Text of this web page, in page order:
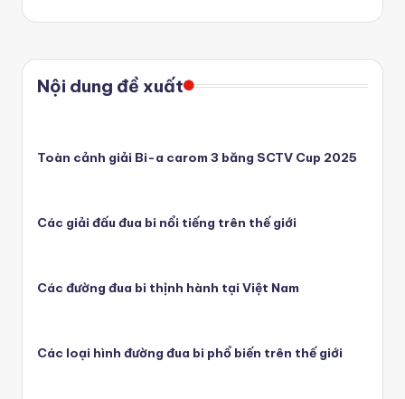
Nội dung đề xuất
Toàn cảnh giải Bi-a carom 3 băng SCTV Cup 2025
Các giải đấu đua bi nổi tiếng trên thế giới
Các đường đua bi thịnh hành tại Việt Nam
Các loại hình đường đua bi phổ biến trên thế giới